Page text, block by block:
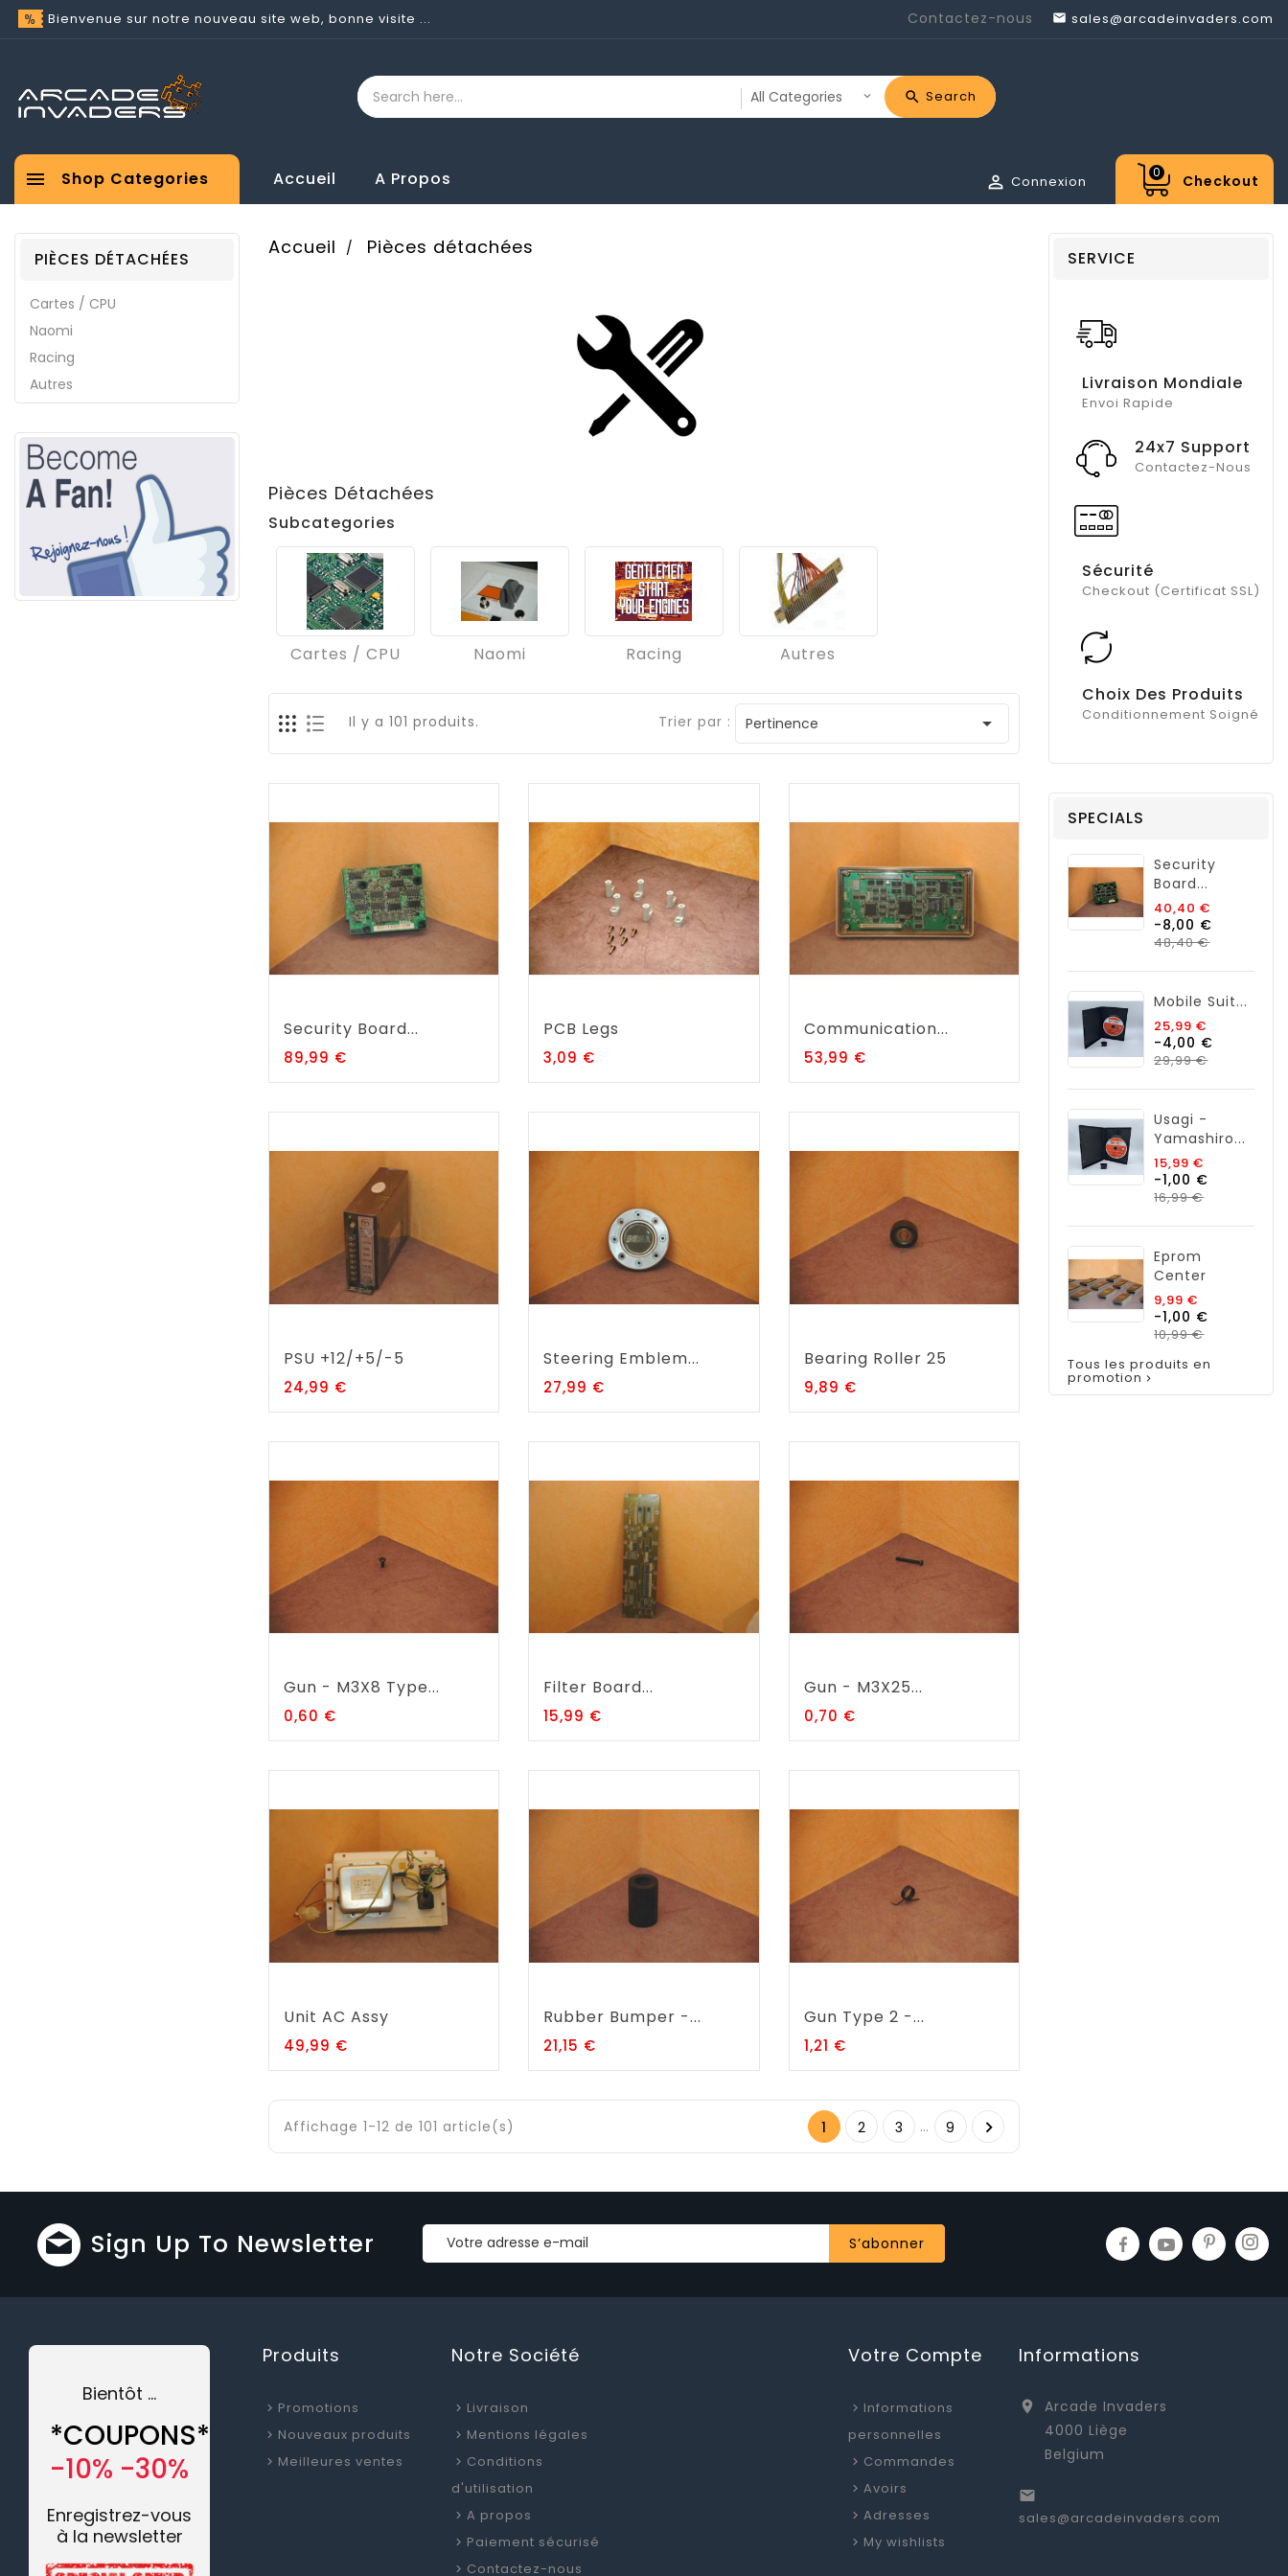
Bienvenue sur notre nouveau site web, bonne visite ... Contactez-nous  sales@arcadeinvaders.com
Search
Shop Categories
 Accueil A Propos Checkout
0
 Connexion
PIÈCES DÉTACHÉES
Cartes / CPU
Naomi
Racing
Autres
Accueil Pièces détachées
Pièces Détachées
Subcategories
Cartes / CPU Naomi Racing Autres
Il y a 101 produits. Trier par : Pertinence 
Security Board...
89,99 €Prix
PCB Legs
3,09 €
Communication...
53,99 €Prix
PSU +12/+5/-5
24,99 €Prix
Steering Emblem...
27,99 €
Bearing Roller 25
9,89 €Prix
Gun - M3X8 Type...
0,60 €Prix
Filter Board...
15,99 €
Gun - M3X25...
0,70 €Prix
Unit AC Assy
49,99 €Prix
Rubber Bumper -...
21,15 €
Gun Type 2 -...
1,21 €Prix
Affichage 1-12 de 101 article(s) 1 2 3 … 9 
SERVICE
Livraison Mondiale
Envoi Rapide
24x7 Support
Contactez-Nous
Sécurité
Checkout (Certificat SSL)
Choix Des Produits
Conditionnement Soigné
SPECIALS
Security
Board...
40,40 €
de
base
-8,00 €
48,40 €Prix
Mobile Suit...
25,99 €
de
base
-4,00 €
29,99 €Prix
Usagi -
Yamashiro...
15,99 €
de
base
-1,00 €
16,99 €Prix
Eprom
Center
9,99 €
de
base
-1,00 €
10,99 €Prix
Tous les produits en
promotion 
Sign Up To Newsletter
Bientôt …
*COUPONS*
-10% -30%
Enregistrez-vous
à la newsletter
Produits
Promotions
Nouveaux produits
Meilleures ventes
Notre Société
Livraison
Mentions légales
Conditions
d'utilisation
A propos
Paiement sécurisé
Contactez-nous
Votre Compte
Informations
personnelles
Commandes
Avoirs
Adresses
My wishlists
Informations

Arcade Invaders
4000 Liège
Belgium

sales@arcadeinvaders.com